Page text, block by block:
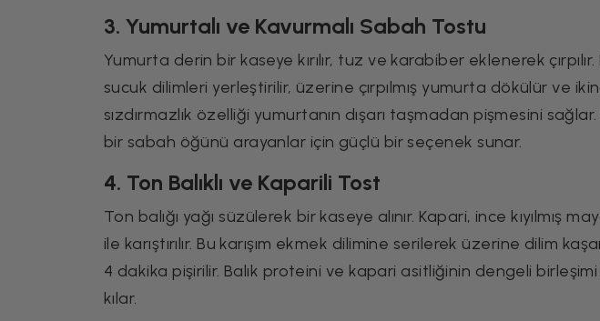
3. Yumurtalı ve Kavurmalı Sabah Tostu
Yumurta derin bir kaseye kırılır, tuz ve karabiber eklenerek
sucuk dilimleri yerleştirilir, üzerine çırpılmış yumurta dökülür ve
sızdırmazlık özelliği yumurtanın dışarı taşmadan pişmesini
bir sabah öğünü arayanlar için güçlü bir seçenek sunar.
4. Ton Balıklı ve Kaparili Tost
Ton balığı yağı süzülerek bir kaseye alınır. Kapari, ince kıyılmış
ile karıştırılır. Bu karışım ekmek dilimine serilerek üzerine dilim
4 dakika pişirilir. Balık proteini ve kapari asitliğinin dengeli
kılar.